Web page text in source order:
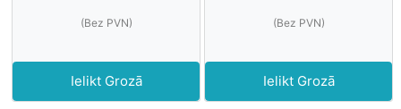
(Bez PVN)
Ielikt Grozā
(Bez PVN)
Ielikt Grozā